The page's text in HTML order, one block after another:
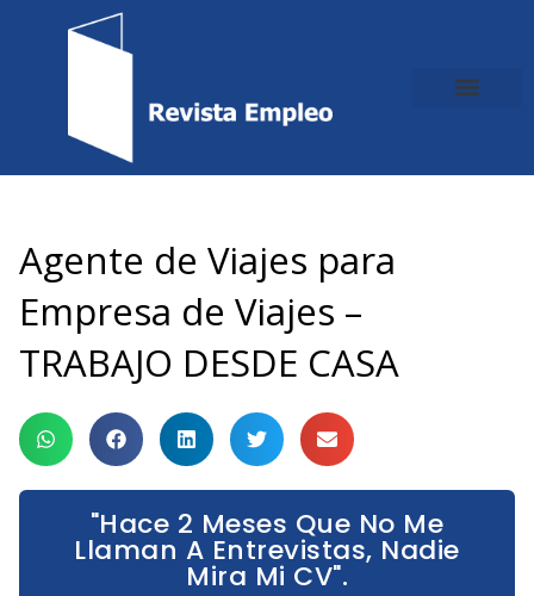
Agente de Viajes para
Empresa de Viajes –
TRABAJO DESDE CASA
"Hace 2 Meses Que No Me
Llaman A Entrevistas, Nadie
Mira Mi CV".